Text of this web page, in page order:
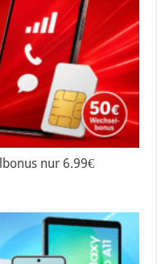
nur 6.99€